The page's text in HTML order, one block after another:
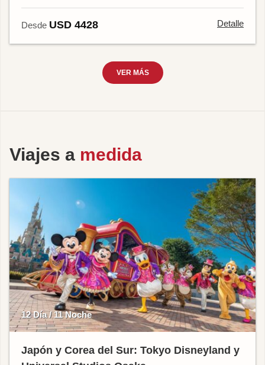
Desde USD 4428 Detalle
VER MÁS
Viajes a medida
12 Día / 11 Noche
Japón y Corea del Sur: Tokyo Disneyland y